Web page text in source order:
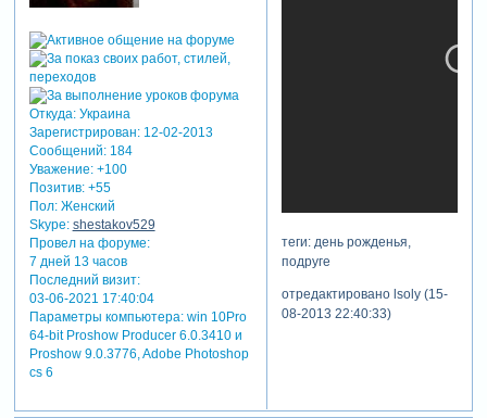
Откуда:Украина
Зарегистрирован: 12-02-2013
Сообщений:184
Уважение: +100
Позитив: +55
Пол:Женский
Skype: shestakov529
Провел на форуме:
7 дней 13 часов
Последний визит:
03-06-2021 17:40:04
Параметры компьютера:win 10Pro
64-bit Proshow Producer 6.0.3410 и
Proshow 9.0.3776, Adobe Photoshop
cs 6
теги: день рожденья,
подруге
отредактировано lsoly (15-
08-2013 22:40:33)